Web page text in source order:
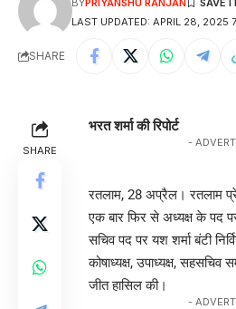
LAST UPDATED: APRIL 28, 2025
SHARE
SHARE
भरत शर्मा की रिपोर्ट
-
रतलाम, 28 अप्रैल। रतलाम
एक बार फिर से अध्यक्ष के पद
सचिव पद पर यश शर्मा बंटी
कोषाध्यक्ष, उपाध्यक्ष, सहसचिव
जीत हासिल की।
-